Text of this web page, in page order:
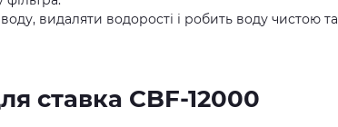
видаляти водорості і робить воду чистою та
ставка CBF-12000